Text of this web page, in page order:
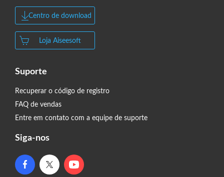
Centro de download
Loja Aiseesoft
Suporte
Recuperar o código de registro
FAQ de vendas
Entre em contato com a equipe de suporte
Siga-nos